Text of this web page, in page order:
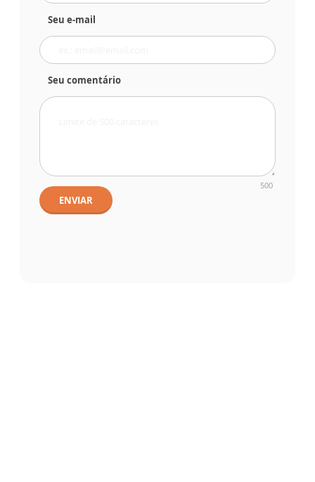
Seu e-mail
Seu comentário
500
ENVIAR